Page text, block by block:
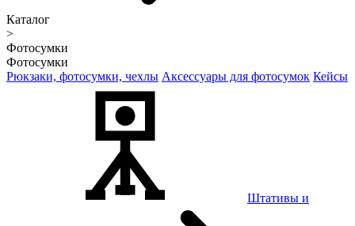
Каталог
>
Фотосумки
Фотосумки
Рюкзаки, фотосумки, чехлы Аксессуары для фотосумок Кейсы
Штативы и